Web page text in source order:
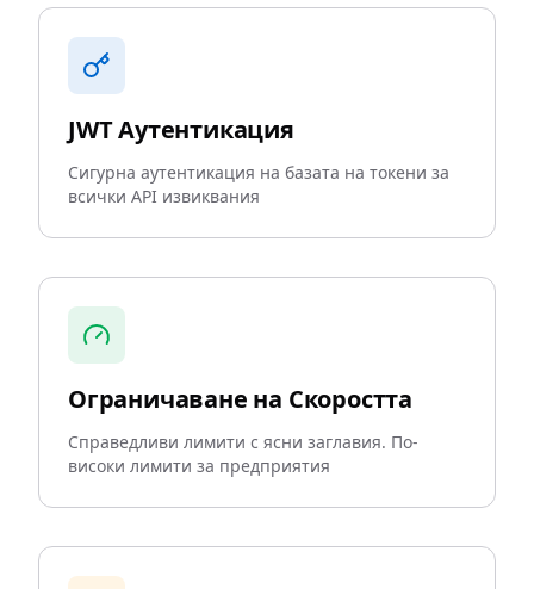
JWT Аутентикация
Сигурна аутентикация на базата на токени за
всички API извиквания
Ограничаване на Скоростта
Справедливи лимити с ясни заглавия. По-
високи лимити за предприятия